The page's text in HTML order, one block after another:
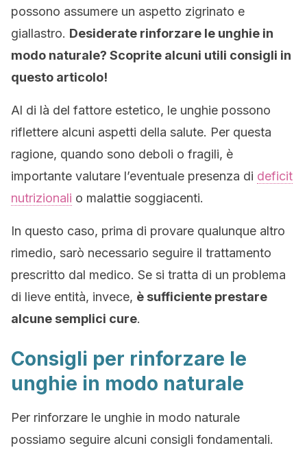
possono assumere un aspetto zigrinato e
giallastro. Desiderate rinforzare le unghie in
modo naturale? Scoprite alcuni utili consigli in
questo articolo!
Al di là del fattore estetico, le unghie possono
riflettere alcuni aspetti della salute. Per questa
ragione, quando sono deboli o fragili, è
importante valutare l’eventuale presenza di deficit
nutrizionali o malattie soggiacenti.
In questo caso, prima di provare qualunque altro
rimedio, sarò necessario seguire il trattamento
prescritto dal medico. Se si tratta di un problema
di lieve entità, invece, è sufficiente prestare
alcune semplici cure.
Consigli per rinforzare le
unghie in modo naturale
Per rinforzare le unghie in modo naturale
possiamo seguire alcuni consigli fondamentali.